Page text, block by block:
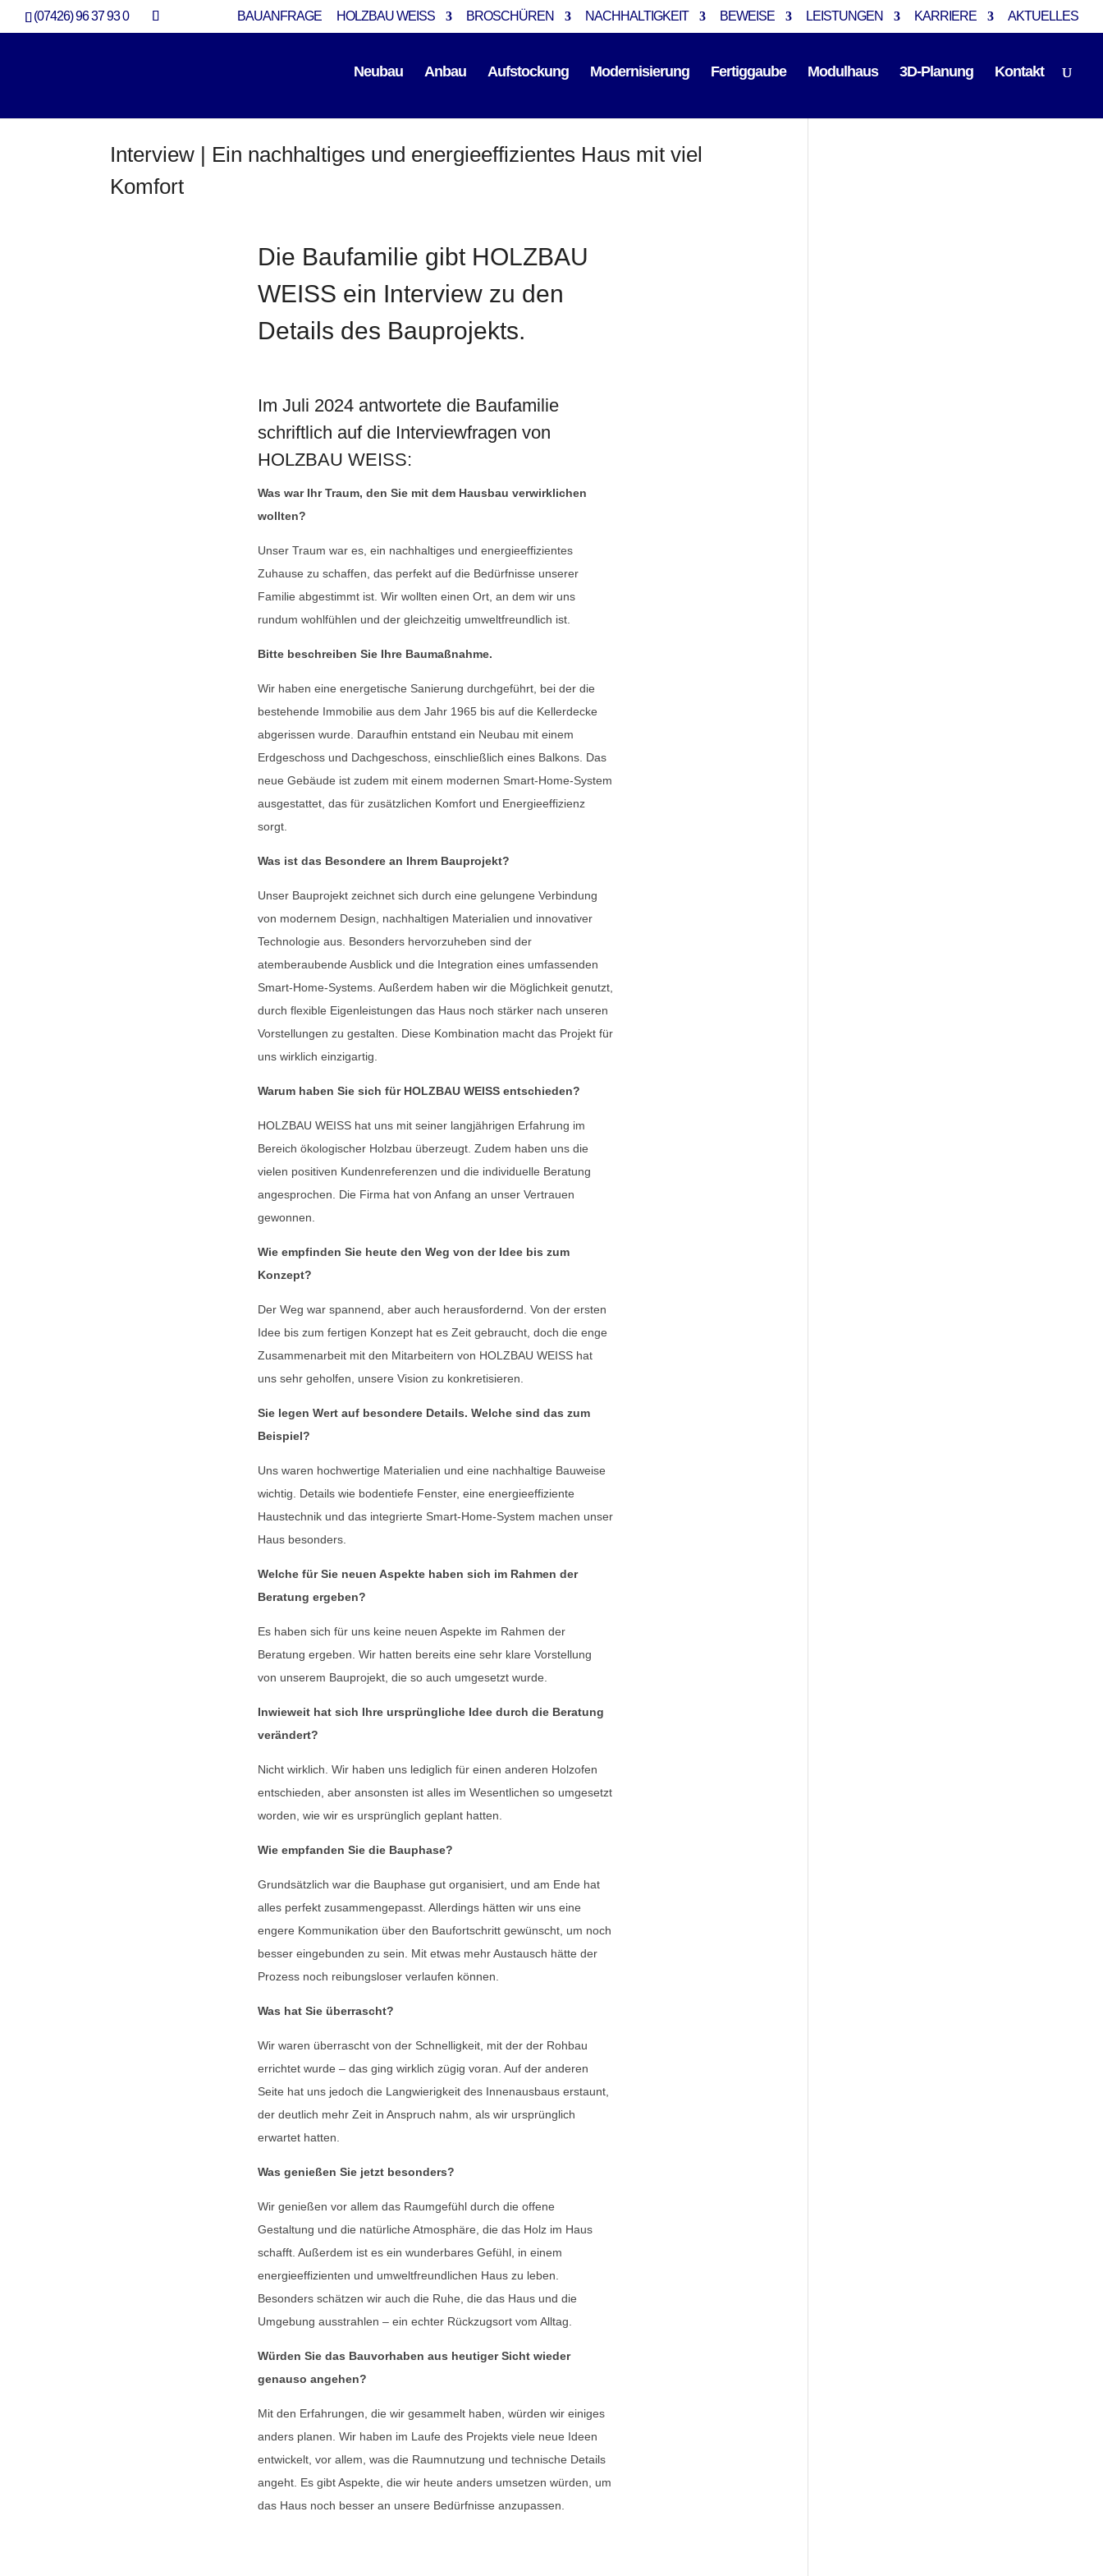
(07426) 96 37 93 0 BAUANFRAGE HOLZBAU WEISS BROSCHÜREN NACHHALTIGKEIT BEWEISE LEISTUNGEN KARRIERE AKTUELLES
Neubau Anbau Aufstockung Modernisierung Fertiggaube Modulhaus 3D-Planung Kontakt
Interview | Ein nachhaltiges und energieeffizientes Haus mit viel
Komfort
Die Baufamilie gibt HOLZBAU
WEISS ein Interview zu den
Details des Bauprojekts.
Im Juli 2024 antwortete die Baufamilie
schriftlich auf die Interviewfragen von
HOLZBAU WEISS:
Was war Ihr Traum, den Sie mit dem Hausbau verwirklichen
wollten?
Unser Traum war es, ein nachhaltiges und energieeffizientes
Zuhause zu schaffen, das perfekt auf die Bedürfnisse unserer
Familie abgestimmt ist. Wir wollten einen Ort, an dem wir uns
rundum wohlfühlen und der gleichzeitig umweltfreundlich ist.
Bitte beschreiben Sie Ihre Baumaßnahme.
Wir haben eine energetische Sanierung durchgeführt, bei der die
bestehende Immobilie aus dem Jahr 1965 bis auf die Kellerdecke
abgerissen wurde. Daraufhin entstand ein Neubau mit einem
Erdgeschoss und Dachgeschoss, einschließlich eines Balkons. Das
neue Gebäude ist zudem mit einem modernen Smart-Home-System
ausgestattet, das für zusätzlichen Komfort und Energieeffizienz
sorgt.
Was ist das Besondere an Ihrem Bauprojekt?
Unser Bauprojekt zeichnet sich durch eine gelungene Verbindung
von modernem Design, nachhaltigen Materialien und innovativer
Technologie aus. Besonders hervorzuheben sind der
atemberaubende Ausblick und die Integration eines umfassenden
Smart-Home-Systems. Außerdem haben wir die Möglichkeit genutzt,
durch flexible Eigenleistungen das Haus noch stärker nach unseren
Vorstellungen zu gestalten. Diese Kombination macht das Projekt für
uns wirklich einzigartig.
Warum haben Sie sich für HOLZBAU WEISS entschieden?
HOLZBAU WEISS hat uns mit seiner langjährigen Erfahrung im
Bereich ökologischer Holzbau überzeugt. Zudem haben uns die
vielen positiven Kundenreferenzen und die individuelle Beratung
angesprochen. Die Firma hat von Anfang an unser Vertrauen
gewonnen.
Wie empfinden Sie heute den Weg von der Idee bis zum
Konzept?
Der Weg war spannend, aber auch herausfordernd. Von der ersten
Idee bis zum fertigen Konzept hat es Zeit gebraucht, doch die enge
Zusammenarbeit mit den Mitarbeitern von HOLZBAU WEISS hat
uns sehr geholfen, unsere Vision zu konkretisieren.
Sie legen Wert auf besondere Details. Welche sind das zum
Beispiel?
Uns waren hochwertige Materialien und eine nachhaltige Bauweise
wichtig. Details wie bodentiefe Fenster, eine energieeffiziente
Haustechnik und das integrierte Smart-Home-System machen unser
Haus besonders.
Welche für Sie neuen Aspekte haben sich im Rahmen der
Beratung ergeben?
Es haben sich für uns keine neuen Aspekte im Rahmen der
Beratung ergeben. Wir hatten bereits eine sehr klare Vorstellung
von unserem Bauprojekt, die so auch umgesetzt wurde.
Inwieweit hat sich Ihre ursprüngliche Idee durch die Beratung
verändert?
Nicht wirklich. Wir haben uns lediglich für einen anderen Holzofen
entschieden, aber ansonsten ist alles im Wesentlichen so umgesetzt
worden, wie wir es ursprünglich geplant hatten.
Wie empfanden Sie die Bauphase?
Grundsätzlich war die Bauphase gut organisiert, und am Ende hat
alles perfekt zusammengepasst. Allerdings hätten wir uns eine
engere Kommunikation über den Baufortschritt gewünscht, um noch
besser eingebunden zu sein. Mit etwas mehr Austausch hätte der
Prozess noch reibungsloser verlaufen können.
Was hat Sie überrascht?
Wir waren überrascht von der Schnelligkeit, mit der der Rohbau
errichtet wurde – das ging wirklich zügig voran. Auf der anderen
Seite hat uns jedoch die Langwierigkeit des Innenausbaus erstaunt,
der deutlich mehr Zeit in Anspruch nahm, als wir ursprünglich
erwartet hatten.
Was genießen Sie jetzt besonders?
Wir genießen vor allem das Raumgefühl durch die offene
Gestaltung und die natürliche Atmosphäre, die das Holz im Haus
schafft. Außerdem ist es ein wunderbares Gefühl, in einem
energieeffizienten und umweltfreundlichen Haus zu leben.
Besonders schätzen wir auch die Ruhe, die das Haus und die
Umgebung ausstrahlen – ein echter Rückzugsort vom Alltag.
Würden Sie das Bauvorhaben aus heutiger Sicht wieder
genauso angehen?
Mit den Erfahrungen, die wir gesammelt haben, würden wir einiges
anders planen. Wir haben im Laufe des Projekts viele neue Ideen
entwickelt, vor allem, was die Raumnutzung und technische Details
angeht. Es gibt Aspekte, die wir heute anders umsetzen würden, um
das Haus noch besser an unsere Bedürfnisse anzupassen.